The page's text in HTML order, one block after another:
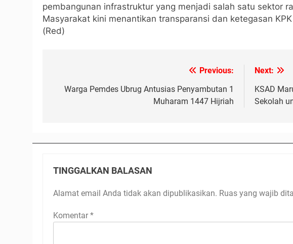
pembangunan infrastruktur yang menjadi salah satu sektor
Masyarakat kini menantikan transparansi dan ketegasan
(Red)
pos
Previous:
Warga Pemdes Ubrug Antusias Penyambutan 1
Muharam 1447 Hijriah
Next:
KSAD
Sekolah
TINGGALKAN BALASAN
Alamat email Anda tidak akan dipublikasikan. Ruas yang wajib
Komentar *